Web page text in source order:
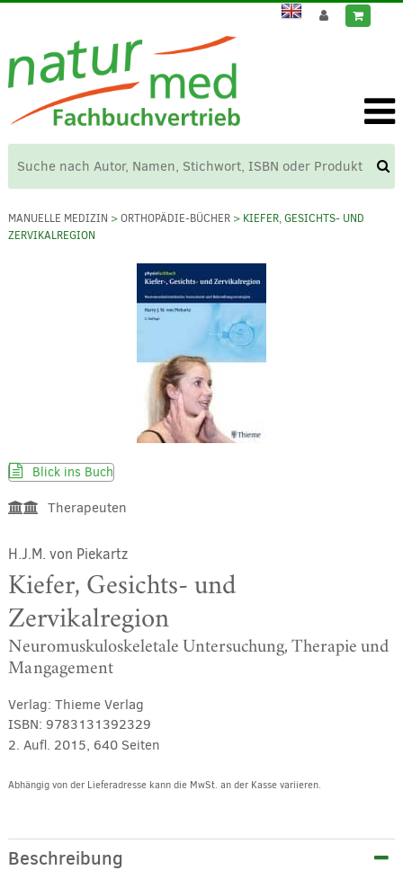
MANUELLE MEDIZIN >ORTHOPÄDIE-BÜCHER> KIEFER, GESICHTS- UND
ZERVIKALREGION
Blick ins Buch
Therapeuten
H.J.M. von Piekartz
Kiefer, Gesichts- und
Zervikalregion
Neuromuskuloskeletale Untersuchung, Therapie und
Mangagement
Verlag: Thieme Verlag
ISBN: 9783131392329
2. Aufl. 2015, 640 Seiten
Abhängig von der Lieferadresse kann die MwSt. an der Kasse variieren.
Beschreibung